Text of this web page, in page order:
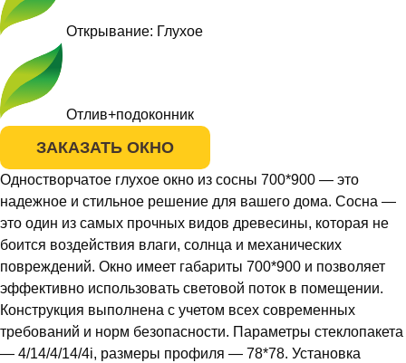
Открывание: Глухое
Отлив+подоконник
ЗАКАЗАТЬ ОКНО
Одностворчатое глухое окно из сосны 700*900 — это
надежное и стильное решение для вашего дома. Сосна —
это один из самых прочных видов древесины, которая не
боится воздействия влаги, солнца и механических
повреждений. Окно имеет габариты 700*900 и позволяет
эффективно использовать световой поток в помещении.
Конструкция выполнена с учетом всех современных
требований и норм безопасности. Параметры стеклопакета
— 4/14/4/14/4i, размеры профиля — 78*78. Установка